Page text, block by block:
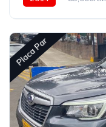
Placa Par